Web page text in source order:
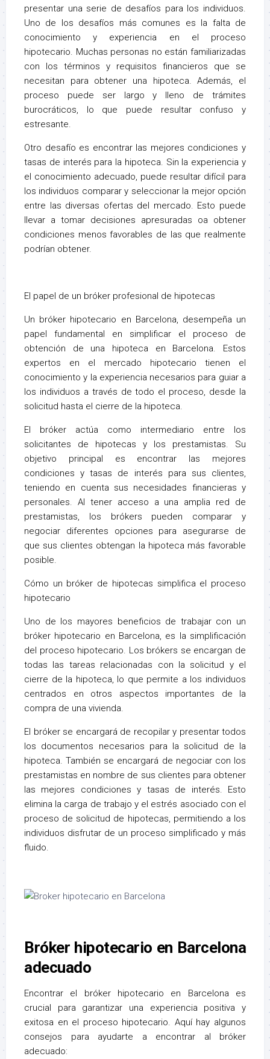
presentar una serie de desafíos para los individuos.
Uno de los desafíos más comunes es la falta de
conocimiento y experiencia en el proceso
hipotecario. Muchas personas no están familiarizadas
con los términos y requisitos financieros que se
necesitan para obtener una hipoteca. Además, el
proceso puede ser largo y lleno de trámites
burocráticos, lo que puede resultar confuso y
estresante.
Otro desafío es encontrar las mejores condiciones y
tasas de interés para la hipoteca. Sin la experiencia y
el conocimiento adecuado, puede resultar difícil para
los individuos comparar y seleccionar la mejor opción
entre las diversas ofertas del mercado. Esto puede
llevar a tomar decisiones apresuradas oa obtener
condiciones menos favorables de las que realmente
podrían obtener.
El papel de un bróker profesional de hipotecas
Un bróker hipotecario en Barcelona, desempeña un
papel fundamental en simplificar el proceso de
obtención de una hipoteca en Barcelona. Estos
expertos en el mercado hipotecario tienen el
conocimiento y la experiencia necesarios para guiar a
los individuos a través de todo el proceso, desde la
solicitud hasta el cierre de la hipoteca.
El bróker actúa como intermediario entre los
solicitantes de hipotecas y los prestamistas. Su
objetivo principal es encontrar las mejores
condiciones y tasas de interés para sus clientes,
teniendo en cuenta sus necesidades financieras y
personales. Al tener acceso a una amplia red de
prestamistas, los brókers pueden comparar y
negociar diferentes opciones para asegurarse de
que sus clientes obtengan la hipoteca más favorable
posible.
Cómo un bróker de hipotecas simplifica el proceso
hipotecario
Uno de los mayores beneficios de trabajar con un
bróker hipotecario en Barcelona, es la simplificación
del proceso hipotecario. Los brókers se encargan de
todas las tareas relacionadas con la solicitud y el
cierre de la hipoteca, lo que permite a los individuos
centrados en otros aspectos importantes de la
compra de una vivienda.
El bróker se encargará de recopilar y presentar todos
los documentos necesarios para la solicitud de la
hipoteca. También se encargará de negociar con los
prestamistas en nombre de sus clientes para obtener
las mejores condiciones y tasas de interés. Esto
elimina la carga de trabajo y el estrés asociado con el
proceso de solicitud de hipotecas, permitiendo a los
individuos disfrutar de un proceso simplificado y más
fluido.
Bróker hipotecario en Barcelona
adecuado
Encontrar el bróker hipotecario en Barcelona es
crucial para garantizar una experiencia positiva y
exitosa en el proceso hipotecario. Aquí hay algunos
consejos para ayudarte a encontrar al bróker
adecuado: